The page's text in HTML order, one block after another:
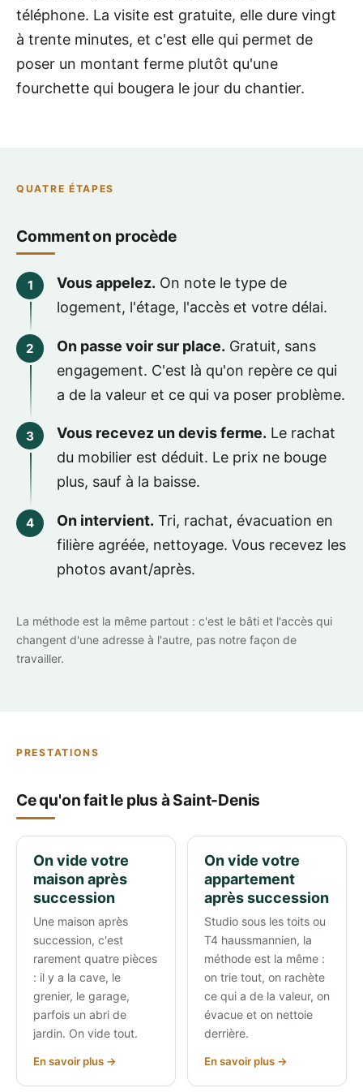
téléphone. La visite est gratuite, elle dure vingt
à trente minutes, et c'est elle qui permet de
poser un montant ferme plutôt qu'une
fourchette qui bougera le jour du chantier.
QUATRE ÉTAPES
Comment on procède
Vous appelez. On note le type de
logement, l'étage, l'accès et votre délai.
On passe voir sur place. Gratuit, sans
engagement. C'est là qu'on repère ce qui
a de la valeur et ce qui va poser problème.
Vous recevez un devis ferme. Le rachat
du mobilier est déduit. Le prix ne bouge
plus, sauf à la baisse.
On intervient. Tri, rachat, évacuation en
filière agréée, nettoyage. Vous recevez les
photos avant/après.
La méthode est la même partout : c'est le bâti et l'accès qui
changent d'une adresse à l'autre, pas notre façon de
travailler.
PRESTATIONS
Ce qu'on fait le plus à Saint-Denis
On vide votre
maison après
succession
Une maison après
succession, c'est
rarement quatre pièces
: il y a la cave, le
grenier, le garage,
parfois un abri de
jardin. On vide tout.
En savoir plus →
On vide votre
appartement
après succession
Studio sous les toits ou
T4 haussmannien, la
méthode est la même :
on trie tout, on rachète
ce qui a de la valeur, on
évacue et on nettoie
derrière.
En savoir plus →